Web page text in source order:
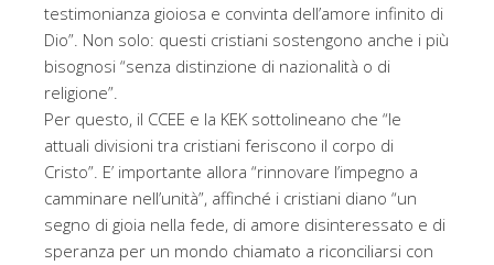
testimonianza gioiosa e convinta dell’amore infinito di
Dio”. Non solo: questi cristiani sostengono anche i più
bisognosi “senza distinzione di nazionalità o di
religione”.
Per questo, il CCEE e la KEK sottolineano che “le
attuali divisioni tra cristiani feriscono il corpo di
Cristo”. E’ importante allora “rinnovare l’impegno a
camminare nell’unità”, affinché i cristiani diano “un
segno di gioia nella fede, di amore disinteressato e di
speranza per un mondo chiamato a riconciliarsi con